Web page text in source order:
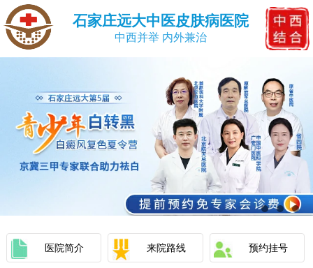
石家庄远大中医皮肤病医院
中西并举 内外兼治
医院简介 来院路线 预约挂号